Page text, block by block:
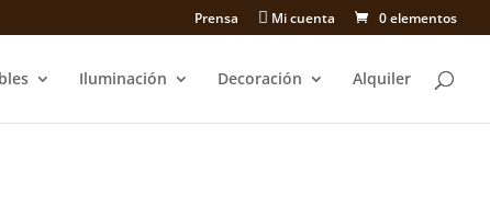
Prensa Mi cuenta 0 elementos
Iluminación Decoración Alquiler